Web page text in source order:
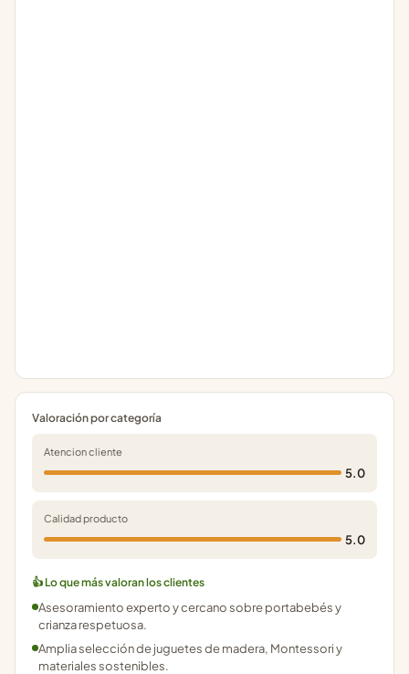
Valoración por categoría
Atencion cliente
5.0
Calidad producto
5.0
👍 Lo que más valoran los clientes
Asesoramiento experto y cercano sobre portabebés y
crianza respetuosa.
Amplia selección de juguetes de madera, Montessori y
materiales sostenibles.